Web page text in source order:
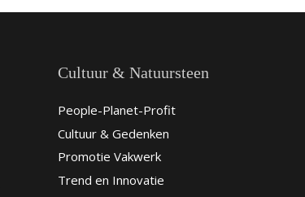
Cultuur & Natuursteen
People-Planet-Profit
Cultuur & Gedenken
Promotie Vakwerk
Trend en Innovatie